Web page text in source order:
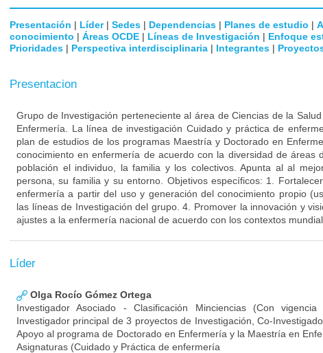
Presentación | Líder| Sedes | Dependencias | Planes de estudio |
conocimiento | Áreas OCDE | Líneas de Investigación | Enfoque
Prioridades | Perspectiva interdisciplinaria | Integrantes |
Presentacion
Grupo de Investigación perteneciente al área de Ciencias de la
Enfermería. La línea de investigación Cuidado y práctica de
plan de estudios de los programas Maestría y Doctorado en
conocimiento en enfermería de acuerdo con la diversidad de áreas
población el individuo, la familia y los colectivos. Apunta al al
persona, su familia y su entorno. Objetivos específicos: 1.
enfermería a partir del uso y generación del conocimiento propio
las líneas de Investigación del grupo. 4. Promover la innovación y
ajustes a la enfermería nacional de acuerdo con los contextos
Líder
Olga Rocío Gómez Ortega
Investigador Asociado - Clasificación Minciencias (Con
Investigador principal de 3 proyectos de Investigación, Co-
Apoyo al programa de Doctorado en Enfermería y la Maestría en
Asignaturas (Cuidado y Práctica de enfermería